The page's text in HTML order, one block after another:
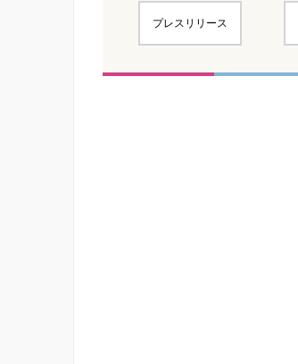
プレスリリース